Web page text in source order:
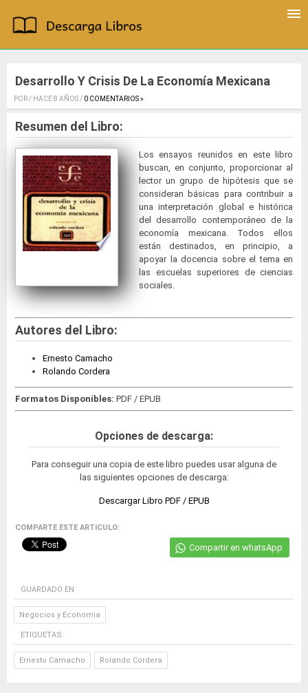
Desarrollo Y Crisis De La Economía Mexicana
POR / HACE 8 AÑOS / 0 COMENTARIOS ».
Resumen del Libro:
Los ensayos reunidos en este libro
buscan, en conjunto, proporcionar al
lector un grupo de hipótesis que se
consideran básicas para contribuir a
una interpretación global e histórica
del desarrollo contemporáneo de la
economía mexicana. Todos ellos
están destinados, en principio, a
apoyar la docencia sobre el tema en
las escuelas superiores de ciencias
sociales.
Autores del Libro:
Ernesto Camacho
Rolando Cordera
Formatos Disponibles: PDF / EPUB
Opciones de descarga:
Para conseguir una copia de este libro puedes usar alguna de
las siguientes opciones de descarga:
Descargar Libro PDF / EPUB
COMPARTE ESTE ARTICULO:
Compartir en whatsApp
GUARDADO EN
Negocios y Economia
ETIQUETAS:
Ernesto Camacho Rolando Cordera